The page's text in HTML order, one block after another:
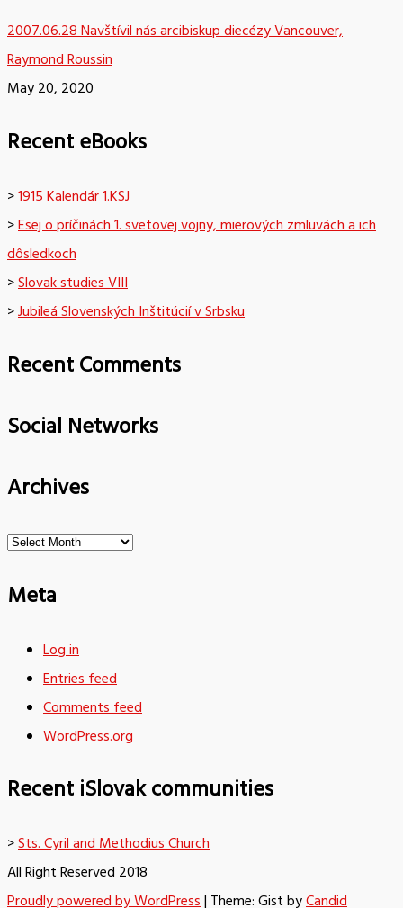
2007.06.28 Navštívil nás arcibiskup diecézy Vancouver,
Raymond Roussin
May 20, 2020
Recent eBooks
>1915 Kalendár 1.KSJ
>Esej o príčinách 1. svetovej vojny, mierových zmluvách a ich
dôsledkoch
>Slovak studies VIII
>Jubileá Slovenských Inštitúcií v Srbsku
Recent Comments
Social Networks
Archives
Archives
Meta
Log in
Entries feed
Comments feed
WordPress.org
Recent iSlovak communities
>Sts. Cyril and Methodius Church
All Right Reserved 2018
Proudly powered by WordPress| Theme: Gist byCandid